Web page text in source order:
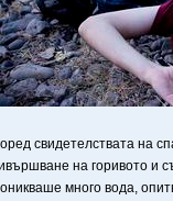
свидетелствата на
на горивото и
много вода,